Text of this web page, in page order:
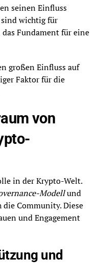
seinen Einfluss
wichtig für
Fundament für eine
großen Einfluss auf
Faktor für die
von
in der Krypto-Welt.
Modellund
Community. Diese
und Engagement
und